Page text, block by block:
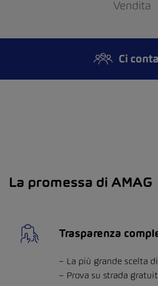
Vendita
Ci
La promessa di AMAG
Trasparenza
La più grande scelta
Prova su strada